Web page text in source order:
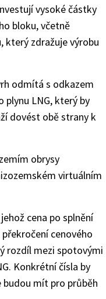
vysoké částky
bloku, včetně
který zdražuje výrobu
odmítá s odkazem
plynu LNG, který by
dovést obě strany k
obrysy
virtuálním
cena po splnění
cenového
rozdíl mezi spotovými
Konkrétní čísla by
mít pro průběh